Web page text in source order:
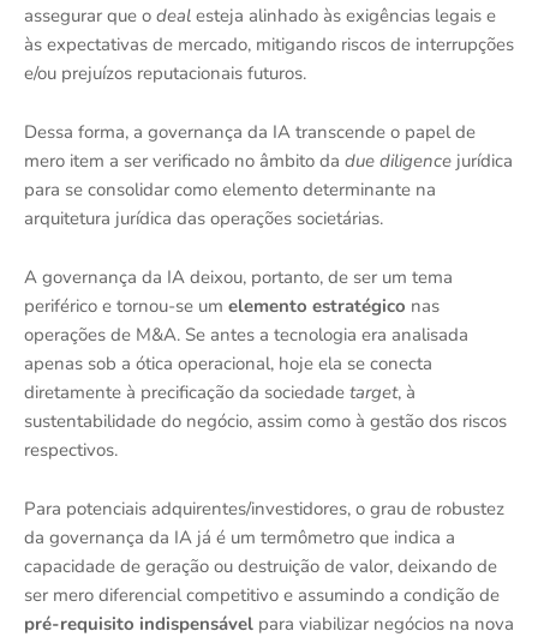
assegurar que o deal esteja alinhado às exigências legais e
às expectativas de mercado, mitigando riscos de interrupções
e/ou prejuízos reputacionais futuros.
Dessa forma, a governança da IA transcende o papel de
mero item a ser verificado no âmbito da due diligence jurídica
para se consolidar como elemento determinante na
arquitetura jurídica das operações societárias.
A governança da IA deixou, portanto, de ser um tema
periférico e tornou-se um elemento estratégico nas
operações de M&A. Se antes a tecnologia era analisada
apenas sob a ótica operacional, hoje ela se conecta
diretamente à precificação da sociedade target, à
sustentabilidade do negócio, assim como à gestão dos riscos
respectivos.
Para potenciais adquirentes/investidores, o grau de robustez
da governança da IA já é um termômetro que indica a
capacidade de geração ou destruição de valor, deixando de
ser mero diferencial competitivo e assumindo a condição de
pré-requisito indispensável para viabilizar negócios na nova